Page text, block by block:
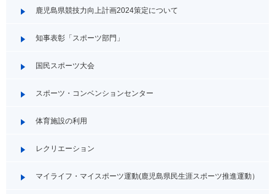
鹿児島県競技力向上計画2024策定について
知事表彰「スポーツ部門」
国民スポーツ大会
スポーツ・コンベンションセンター
体育施設の利用
レクリエーション
マイライフ・マイスポーツ運動(鹿児島県民生涯スポーツ推進運動）